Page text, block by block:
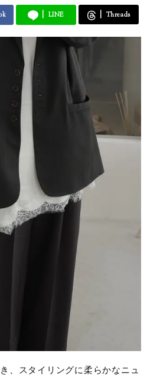
LINE Threads
、スタイリングに柔らかなニュ